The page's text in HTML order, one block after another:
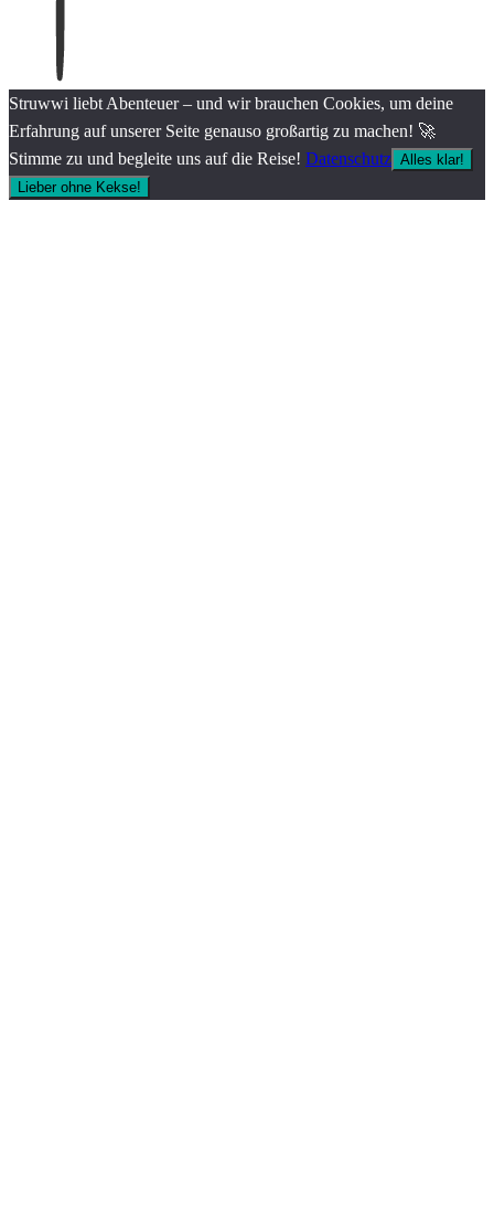
Struwwi liebt Abenteuer – und wir brauchen Cookies, um deine
Erfahrung auf unserer Seite genauso großartig zu machen! 🚀
Stimme zu und begleite uns auf die Reise! Datenschutz Alles klar!
Lieber ohne Kekse!